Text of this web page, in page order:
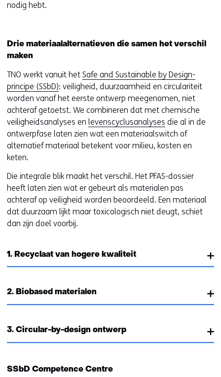
nodig hebt.
Drie materiaalalternatieven die samen het verschil
maken
TNO werkt vanuit het Safe and Sustainable by Design-
principe (SSbD): veiligheid, duurzaamheid en circulariteit
worden vanaf het eerste ontwerp meegenomen, niet
achteraf getoetst. We combineren dat met chemische
veiligheidsanalyses en levenscyclusanalyses die al in de
ontwerpfase laten zien wat een materiaalswitch of
alternatief materiaal betekent voor milieu, kosten en
keten.
Die integrale blik maakt het verschil. Het PFAS-dossier
heeft laten zien wat er gebeurt als materialen pas
achteraf op veiligheid worden beoordeeld. Een materiaal
dat duurzaam lijkt maar toxicologisch niet deugt, schiet
dan zijn doel voorbij.
1. Recyclaat van hogere kwaliteit
2. Biobased materialen
3. Circular-by-design ontwerp
SSbD Competence Centre